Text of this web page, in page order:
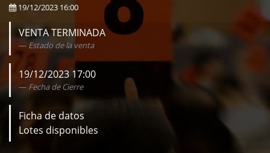
19/12/2023 16:00
VENTA TERMINADA
Estado de la venta
19/12/2023 17:00
Fecha de Cierre
Ficha de datos
Lotes disponibles